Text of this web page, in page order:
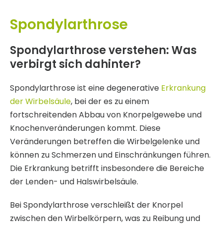
Spondylarthrose
Spondylarthrose verstehen: Was
verbirgt sich dahinter?
Spondylarthrose ist eine degenerative Erkrankung
der Wirbelsäule, bei der es zu einem
fortschreitenden Abbau von Knorpelgewebe und
Knochenveränderungen kommt. Diese
Veränderungen betreffen die Wirbelgelenke und
können zu Schmerzen und Einschränkungen führen.
Die Erkrankung betrifft insbesondere die Bereiche
der Lenden- und Halswirbelsäule.
Bei Spondylarthrose verschleißt der Knorpel
zwischen den Wirbelkörpern, was zu Reibung und